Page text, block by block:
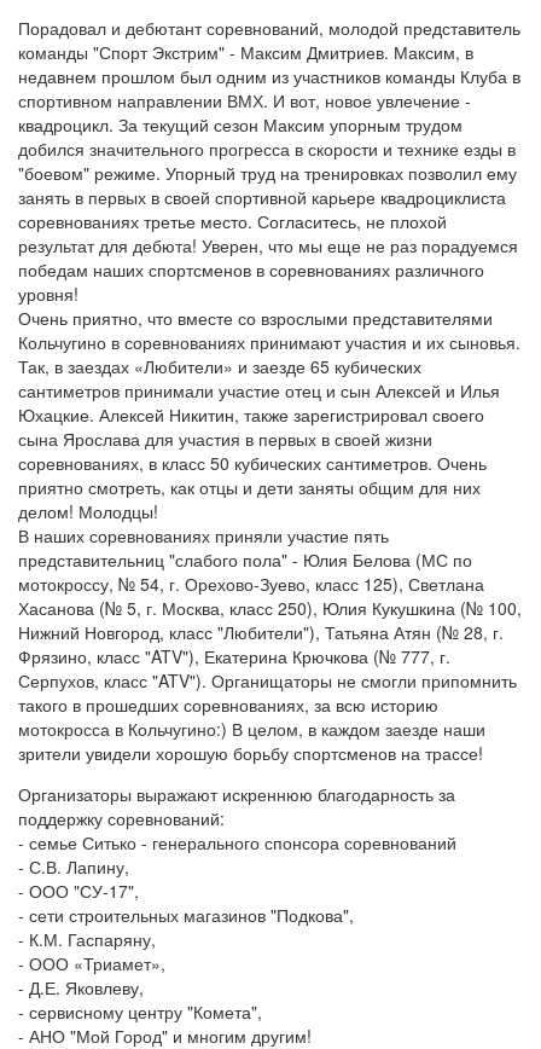
Порадовал и дебютант соревнований, молодой представитель
команды "Спорт Экстрим" - Максим Дмитриев. Максим, в
недавнем прошлом был одним из участников команды Клуба в
спортивном направлении ВМХ. И вот, новое увлечение -
квадроцикл. За текущий сезон Максим упорным трудом
добился значительного прогресса в скорости и технике езды в
"боевом" режиме. Упорный труд на тренировках позволил ему
занять в первых в своей спортивной карьере квадроциклиста
соревнованиях третье место. Согласитесь, не плохой
результат для дебюта! Уверен, что мы еще не раз порадуемся
победам наших спортсменов в соревнованиях различного
уровня!
Очень приятно, что вместе со взрослыми представителями
Кольчугино в соревнованиях принимают участия и их сыновья.
Так, в заездах «Любители» и заезде 65 кубических
сантиметров принимали участие отец и сын Алексей и Илья
Юхацкие. Алексей Никитин, также зарегистрировал своего
сына Ярослава для участия в первых в своей жизни
соревнованиях, в класс 50 кубических сантиметров. Очень
приятно смотреть, как отцы и дети заняты общим для них
делом! Молодцы!
В наших соревнованиях приняли участие пять
представительниц "слабого пола" - Юлия Белова (МС по
мотокроссу, № 54, г. Орехово-Зуево, класс 125), Светлана
Хасанова (№ 5, г. Москва, класс 250), Юлия Кукушкина (№ 100,
Нижний Новгород, класс "Любители"), Татьяна Атян (№ 28, г.
Фрязино, класс "ATV"), Екатерина Крючкова (№ 777, г.
Серпухов, класс "ATV"). Органищаторы не смогли припомнить
такого в прошедших соревнованиях, за всю историю
мотокросса в Кольчугино:) В целом, в каждом заезде наши
зрители увидели хорошую борьбу спортсменов на трассе!
Организаторы выражают искреннюю благодарность за
поддержку соревнований:
- семье Ситько - генерального спонсора соревнований
- С.В. Лапину,
- ООО "СУ-17",
- сети строительных магазинов "Подкова",
- К.М. Гаспаряну,
- ООО «Триамет»,
- Д.Е. Яковлеву,
- сервисному центру "Комета",
- АНО "Мой Город" и многим другим!